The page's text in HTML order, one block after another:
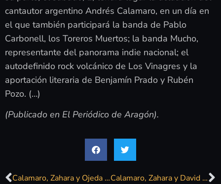
cantautor argentino Andrés Calamaro, en un día en
el que también participará la banda de Pablo
Carbonell, los Toreros Muertos; la banda Mucho,
representante del panorama indie nacional; el
autodefinido rock volcánico de Los Vinagres y la
aportación literaria de Benjamín Prado y Rubén
Pozo. (…)
(Publicado en El Periódico de Aragón).
Calamaro, Zahara y Ojeda en el II MIL Festival de Teruel Calamaro, Zahara y David Civera cabezas de cartel del II MIL Festival